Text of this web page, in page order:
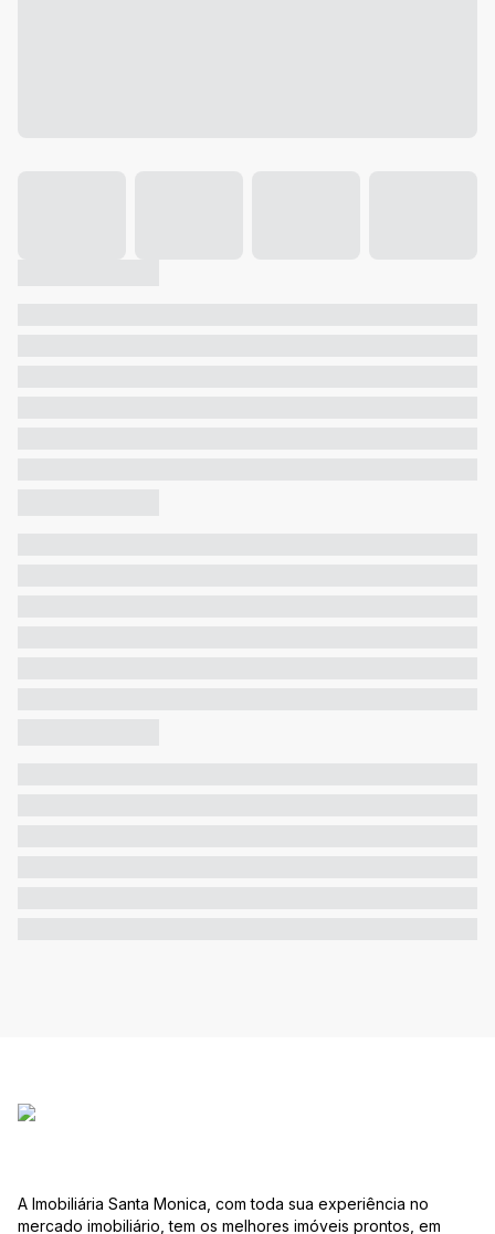
A Imobiliária Santa Monica, com toda sua experiência no
mercado imobiliário, tem os melhores imóveis prontos, em